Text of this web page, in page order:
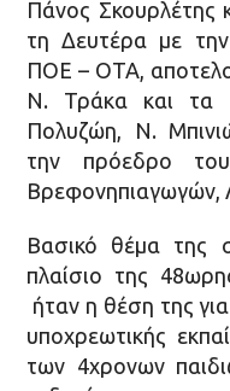
Πάνος Σκουρλέτης
τη Δευτέρα με την
ΠΟΕ – ΟΤΑ,
Ν. Τράκα και τα
Πολυζώη, Ν.
την πρόεδρο του
Βρεφονηπιαγωγών,
Βασικό θέμα της
πλαίσιο της
ήταν η θέση της
υποχρεωτικής
των 4χρονων